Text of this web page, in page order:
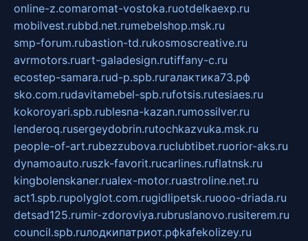
online-z.comaromat-vostoka.ruotdelkaexp.ru
mobilvest.rubbd.net.rumebelshop.msk.ru
smp-forum.rubastion-td.rukosmoscreative.ru
avrmotors.ruart-galadesign.rutiffany-c.ru
ecostep-samara.rud-p.spb.ruгалактика73.рф
sko.com.rudavitamebel-spb.rufotsis.rutesiaes.ru
kokoroyari.spb.rublesna-kazan.rumossilver.ru
lenderoq.rusergeydobrin.rutochkazvuka.msk.ru
people-of-art.rubezzubova.ruclubtibet.ruorior-aks.ru
dynamoauto.ruszk-favorit.rucarlines.ruflatnsk.ru
kingbolenskaner.rualex-motor.ruastroline.net.ru
act1.spb.rupolyglot.com.rugidlipetsk.ruooo-driada.ru
detsad125.rumir-zdoroviya.rubruslanovo.rusiterem.ru
council.spb.ruлодкипатриот.рфkafekolizey.ru